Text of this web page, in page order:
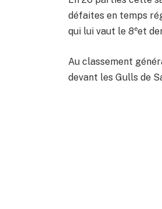
défaites en temps
qui lui vaut le 8eet
Au classement
devant les Gulls de